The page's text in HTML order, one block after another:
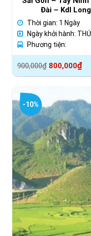
Đài – Kdl
Thời gian: 1 Ngày
Ngày khởi hành:
Phương tiện:
900,000₫
Giá
gốc
là:
900,000₫.
800,000₫
Giá
hiện
tại
là:
800,000₫.
-10%